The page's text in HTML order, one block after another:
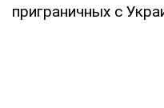
приграничных с